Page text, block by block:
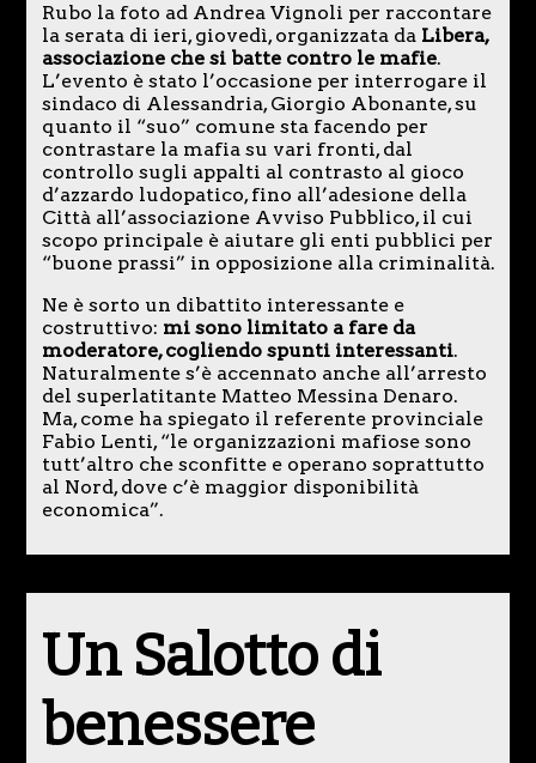
Rubo la foto ad Andrea Vignoli per raccontare
la serata di ieri, giovedì, organizzata da Libera,
associazione che si batte contro le mafie.
L’evento è stato l’occasione per interrogare il
sindaco di Alessandria, Giorgio Abonante, su
quanto il “suo” comune sta facendo per
contrastare la mafia su vari fronti, dal
controllo sugli appalti al contrasto al gioco
d’azzardo ludopatico, fino all’adesione della
Città all’associazione Avviso Pubblico, il cui
scopo principale è aiutare gli enti pubblici per
“buone prassi” in opposizione alla criminalità.
Ne è sorto un dibattito interessante e
costruttivo: mi sono limitato a fare da
moderatore, cogliendo spunti interessanti.
Naturalmente s’è accennato anche all’arresto
del superlatitante Matteo Messina Denaro.
Ma, come ha spiegato il referente provinciale
Fabio Lenti, “le organizzazioni mafiose sono
tutt’altro che sconfitte e operano soprattutto
al Nord, dove c’è maggior disponibilità
economica”.
Un Salotto di
benessere